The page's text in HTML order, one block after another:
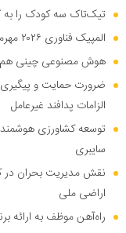
تیک‌تاک سه کودک را به
المپیک فناوری ۲۰۲۶ مهرماه ۱۴۰۵ در پارک فناوری پردیس برگزار می‌شود
هوش مصنوعی چینی هم
ضرورت حمایت و پیگیری
الزامات پدافند غیرعامل
توسعه کشاورزی هوشمند
سایبری
نقش مدیریت بحران در
اراضی ملی
راه‌آهن موظف به ارائه